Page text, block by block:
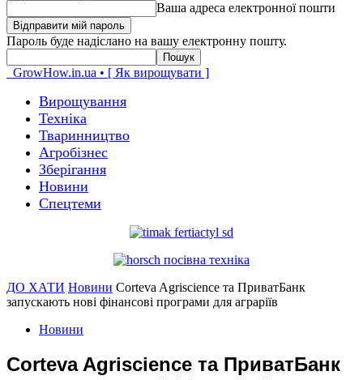
Ваша адреса електронної пошти
Пароль буде надіслано на вашу електронну пошту.
GrowHow.in.ua • [ Як вирощувати ]
Вирощування
Техніка
Тваринництво
Агробізнес
Зберігання
Новини
Спецтеми
ДО ХАТИ Новини Corteva Agriscience та ПриватБанк
запускають нові фінансові програми для аграріїв
Новини
Corteva Agriscience та ПриватБанк